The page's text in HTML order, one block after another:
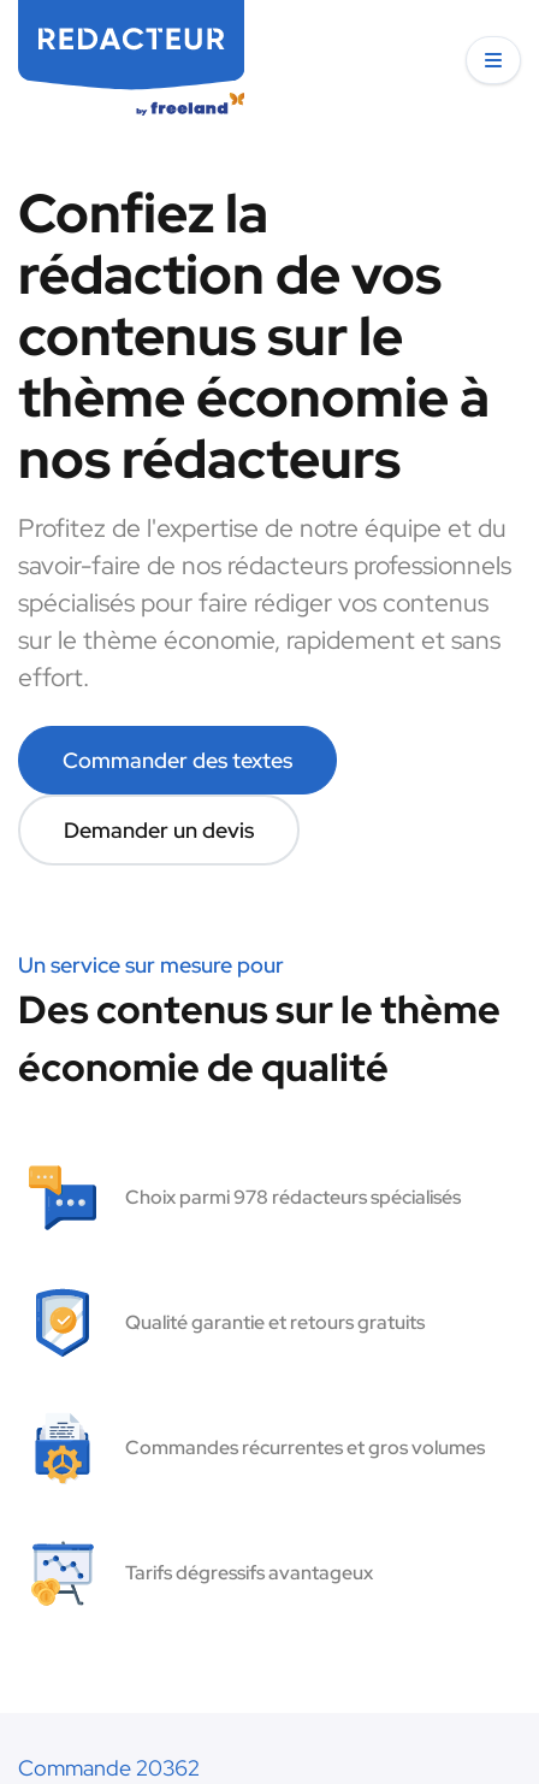
Confiez la
rédaction de vos
contenus sur le
thème économie à
nos rédacteurs
Profitez de l'expertise de notre équipe et du
savoir-faire de nos rédacteurs professionnels
spécialisés pour faire rédiger vos contenus
sur le thème économie, rapidement et sans
effort.
Commander des textes
Demander un devis
Un service sur mesure pour
Des contenus sur le thème
économie de qualité
Choix parmi 978 rédacteurs spécialisés
Qualité garantie et retours gratuits
Commandes récurrentes et gros volumes
Tarifs dégressifs avantageux
Commande 20362